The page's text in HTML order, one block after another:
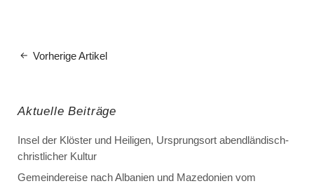
Vorherige Artikel
Aktuelle Beiträge
Insel der Klöster und Heiligen, Ursprungsort abendländisch-
christlicher Kultur
Gemeindereise nach Albanien und Mazedonien vom